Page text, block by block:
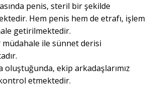
penis, steril bir şekilde
Hem penis hem de etrafı, işlem
getirilmektedir.
ile sünnet derisi
oluştuğunda, ekip arkadaşlarımız
etmektedir.